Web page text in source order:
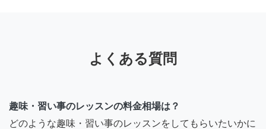
よくある質問
趣味・習い事のレッスンの料金相場は？
どのような趣味・習い事のレッスンをしてもらいたいかに